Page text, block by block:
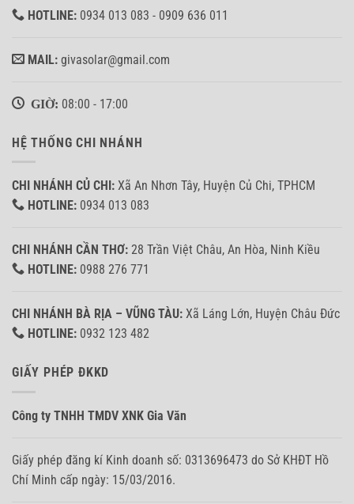
HOTLINE: 0934 013 083 - 0909 636 011
MAIL: givasolar@gmail.com
GIỜ: 08:00 - 17:00
HỆ THỐNG CHI NHÁNH
CHI NHÁNH CỦ CHI: Xã An Nhơn Tây, Huyện Củ Chi, TPHCM
HOTLINE: 0934 013 083
CHI NHÁNH CẦN THƠ: 28 Trần Việt Châu, An Hòa, Ninh Kiều
HOTLINE: 0988 276 771
CHI NHÁNH BÀ RỊA – VŨNG TÀU: Xã Láng Lớn, Huyện Châu Đức
HOTLINE: 0932 123 482
GIẤY PHÉP ĐKKD
Công ty TNHH TMDV XNK Gia Văn
Giấy phép đăng kí Kinh doanh số: 0313696473 do Sở KHĐT Hồ
Chí Minh cấp ngày: 15/03/2016.